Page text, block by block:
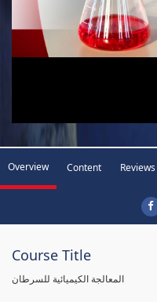
Overview Content Reviews
Course Title
المعالجة الكيميائية للسرطان